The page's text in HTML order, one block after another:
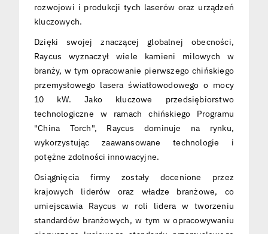
rozwojowi i produkcji tych laserów oraz urządzeń
kluczowych.
Dzięki swojej znaczącej globalnej obecności,
Raycus wyznaczył wiele kamieni milowych w
branży, w tym opracowanie pierwszego chińskiego
przemysłowego lasera światłowodowego o mocy
10 kW. Jako kluczowe przedsiębiorstwo
technologiczne w ramach chińskiego Programu
"China Torch", Raycus dominuje na rynku,
wykorzystując zaawansowane technologie i
potężne zdolności innowacyjne.
Osiągnięcia firmy zostały docenione przez
krajowych liderów oraz władze branżowe, co
umiejscawia Raycus w roli lidera w tworzeniu
standardów branżowych, w tym w opracowywaniu